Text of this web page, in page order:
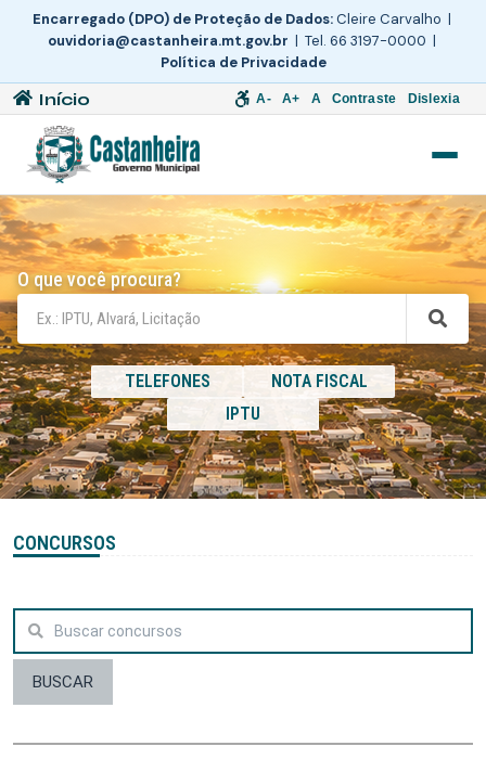
Encarregado (DPO) de Proteção de Dados:Cleire Carvalho |
ouvidoria@castanheira.mt.gov.br | Tel. 66 3197-0000 |
Política de Privacidade
Início A- A+ A Contraste Dislexia
O que você procura?
TELEFONES
NOTA FISCAL
IPTU
CONCURSOS
BUSCAR